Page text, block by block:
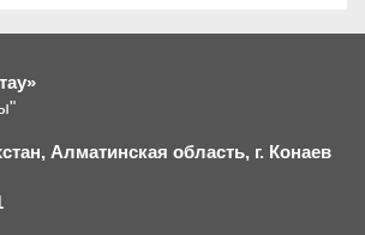
Алматинская область, г. Конаев